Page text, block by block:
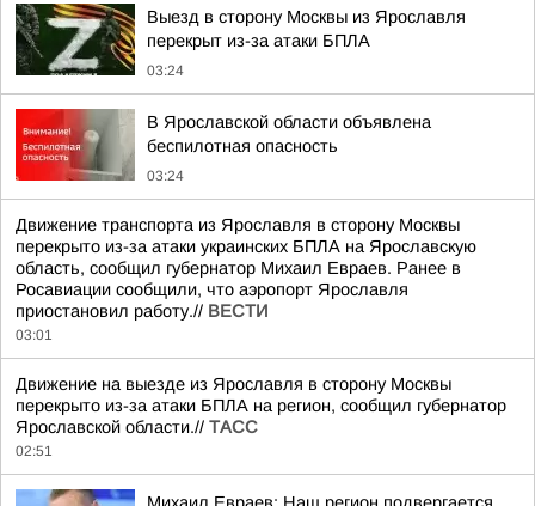
Выезд в сторону Москвы из Ярославля
перекрыт из-за атаки БПЛА
03:24
В Ярославской области объявлена
беспилотная опасность
03:24
Движение транспорта из Ярославля в сторону Москвы
перекрыто из-за атаки украинских БПЛА на Ярославскую
область, сообщил губернатор Михаил Евраев. Ранее в
Росавиации сообщили, что аэропорт Ярославля
приостановил работу.// ВЕСТИ
03:01
Движение на выезде из Ярославля в сторону Москвы
перекрыто из-за атаки БПЛА на регион, сообщил губернатор
Ярославской области.// ТАСС
02:51